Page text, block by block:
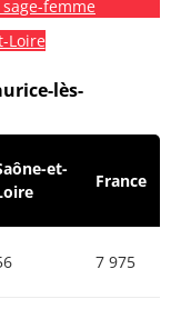
femme
Loire
lès-
et-
France
7 975